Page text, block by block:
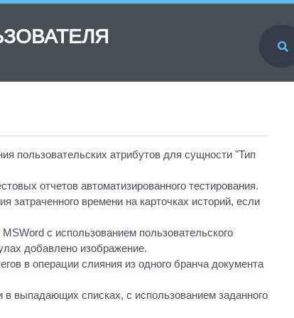
пользовательских атрибутов для сущности "Тип
отчетов автоматизированного тестирования.
затраченного времени на карточках историй, если
с использованием пользовательского
добавлено изображение.
в операции слияния из одного бранча документа
в выпадающих списках, с использованием заданного